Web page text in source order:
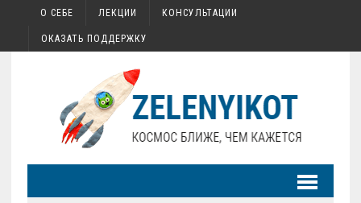
О СЕБЕ ЛЕКЦИИ КОНСУЛЬТАЦИИ
ОКАЗАТЬ ПОДДЕРЖКУ